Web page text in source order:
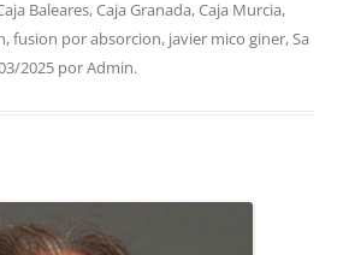
Baleares,Caja Granada,Caja Murcia,
,fusion por absorcion, javier mico giner,Sa
2025 porAdmin.